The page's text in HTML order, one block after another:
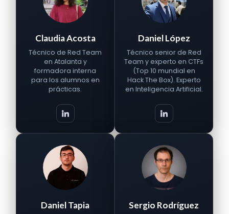
Claudia Acosta
Técnico de Red Team
en Atalanta y
formadora interna
para los alumnos en
prácticas.
Daniel López
Técnico senior de Red
Team y experto en CTFs
(Top 10 mundial en
Hack The Box). Experto
en Inteligencia Artificial.
Daniel Tapia Sergio Rodríguez